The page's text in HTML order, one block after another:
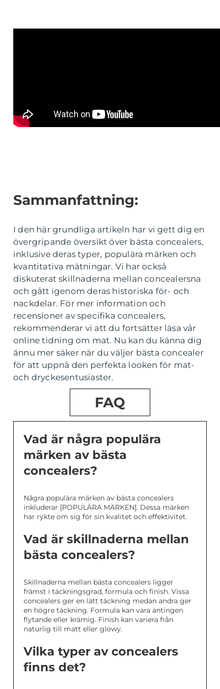
Sammanfattning:
I den här grundliga artikeln har vi gett dig en
övergripande översikt över bästa concealers,
inklusive deras typer, populära märken och
kvantitativa mätningar. Vi har också
diskuterat skillnaderna mellan concealersna
och gått igenom deras historiska för- och
nackdelar. För mer information och
recensioner av specifika concealers,
rekommenderar vi att du fortsätter läsa vår
online tidning om mat. Nu kan du känna dig
ännu mer säker när du väljer bästa concealer
för att uppnå den perfekta looken för mat-
och dryckesentusiaster.
FAQ
Vad är några populära
märken av bästa
concealers?
Några populära märken av bästa concealers
inkluderar [POPULÄRA MÄRKEN]. Dessa märken
har rykte om sig för sin kvalitet och effektivitet.
Vad är skillnaderna mellan
bästa concealers?
Skillnaderna mellan bästa concealers ligger
främst i täckningsgrad, formula och finish. Vissa
concealers ger en lätt täckning medan andra ger
en högre täckning. Formula kan vara antingen
flytande eller krämig. Finish kan variera från
naturlig till matt eller glowy.
Vilka typer av concealers
finns det?